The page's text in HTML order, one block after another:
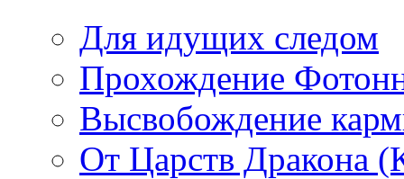
Для идущих следом
Прохождение
Высвобождение
От Царств Дракона